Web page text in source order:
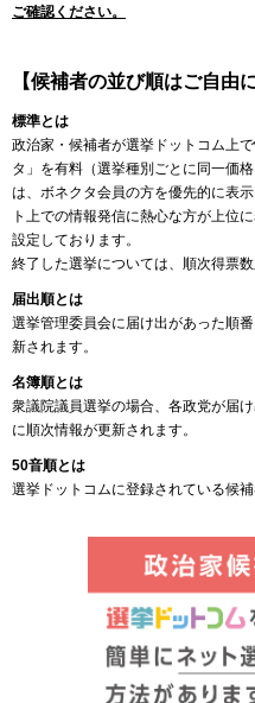
ご確認ください。
【候補者の並び順はご自由
標準とは
政治家・候補者が選挙ドットコム上
タ」を有料（選挙種別ごとに同一価
は、ボネクタ会員の方を優先的に表
ト上での情報発信に熱心な方が上位
設定しております。
終了した選挙については、順次得票数
届出順とは
選挙管理委員会に届け出があった順
新されます。
名簿順とは
衆議院議員選挙の場合、各政党が届
に順次情報が更新されます。
50音順とは
選挙ドットコムに登録されている候